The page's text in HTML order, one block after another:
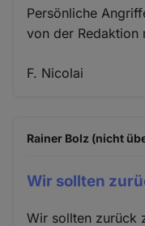
Persönliche
von der Redaktion
F. Nicolai
Rainer Bolz (nicht
Wir sollten
Wir sollten zurück